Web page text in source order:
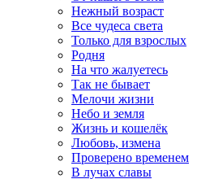
Нежный возраст
Все чудеса света
Только для взрослых
Родня
На что жалуетесь
Так не бывает
Мелочи жизни
Небо и земля
Жизнь и кошелёк
Любовь, измена
Проверено временем
В лучах славы